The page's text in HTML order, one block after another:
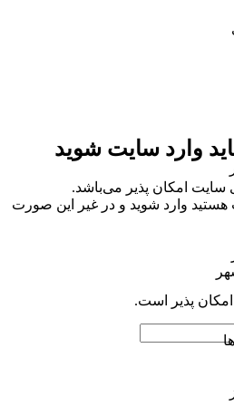
وارد سایت شوید
سایت امکان پذیر می‌باشد.
وارد شوید و در غیر این صورت
امکان پذیر است.